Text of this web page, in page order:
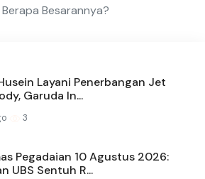
Besarannya?
Layani Penerbangan Jet
Garuda In...
3
Pegadaian 10 Agustus 2026:
UBS Sentuh R...